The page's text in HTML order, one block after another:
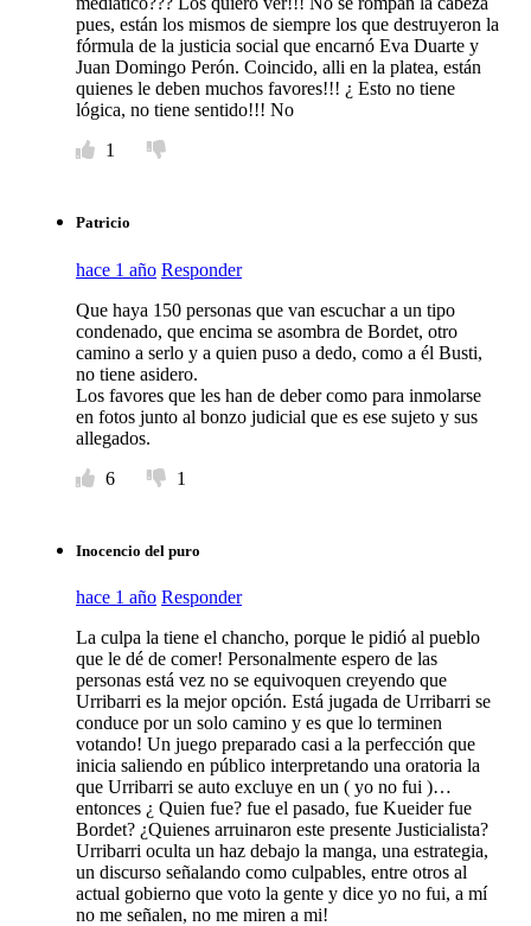
pues, están los mismos de siempre los que destruyeron la
fórmula de la justicia social que encarnó Eva Duarte y
Juan Domingo Perón. Coincido, alli en la platea, están
quienes le deben muchos favores!!! ¿ Esto no tiene
lógica, no tiene sentido!!! No
1
Patricio
hace 1 año Responder
Que haya 150 personas que van escuchar a un tipo
condenado, que encima se asombra de Bordet, otro
camino a serlo y a quien puso a dedo, como a él Busti,
no tiene asidero.
Los favores que les han de deber como para inmolarse
en fotos junto al bonzo judicial que es ese sujeto y sus
allegados.
6
1
Inocencio del puro
hace 1 año Responder
La culpa la tiene el chancho, porque le pidió al pueblo
que le dé de comer! Personalmente espero de las
personas está vez no se equivoquen creyendo que
Urribarri es la mejor opción. Está jugada de Urribarri se
conduce por un solo camino y es que lo terminen
votando! Un juego preparado casi a la perfección que
inicia saliendo en público interpretando una oratoria la
que Urribarri se auto excluye en un ( yo no fui )…
entonces ¿ Quien fue? fue el pasado, fue Kueider fue
Bordet? ¿Quienes arruinaron este presente Justicialista?
Urribarri oculta un haz debajo la manga, una estrategia,
un discurso señalando como culpables, entre otros al
actual gobierno que voto la gente y dice yo no fui, a mí
no me señalen, no me miren a mi!